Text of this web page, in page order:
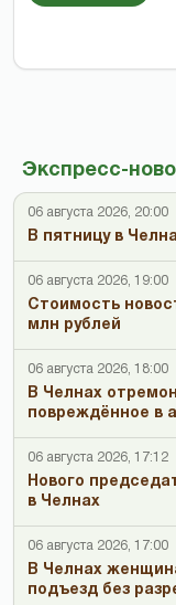
Экспресс-
06 августа 2026, 20:00
В пятницу в
06 августа 2026, 19:00
Стоимость
млн рублей
06 августа 2026, 18:00
В Челнах
повреждённое в
06 августа 2026, 17:12
Нового
в Челнах
06 августа 2026, 17:00
В Челнах
подъезд без